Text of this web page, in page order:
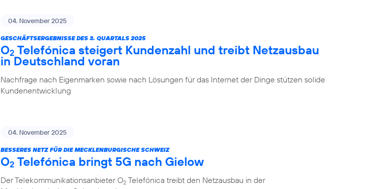
04. November 2025
GESCHÄFTSERGEBNISSE DES 3. QUARTALS 2025
O2 Telefónica steigert Kundenzahl und treibt Netzausbau
in Deutschland voran
Nachfrage nach Eigenmarken sowie nach Lösungen für das Internet der Dinge stützen solide
Kundenentwicklung
04. November 2025
BESSERES NETZ FÜR DIE MECKLENBURGISCHE SCHWEIZ
O2 Telefónica bringt 5G nach Gielow
Der Telekommunikationsanbieter O2 Telefónica treibt den Netzausbau in der